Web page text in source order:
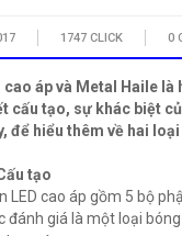
1747 CLICK 0
cao áp và Metal Haile
cấu tạo, sự khác biệt
để hiểu thêm về hai loại
tạo
LED cao áp gồm 5 bộ
đánh giá là một loại